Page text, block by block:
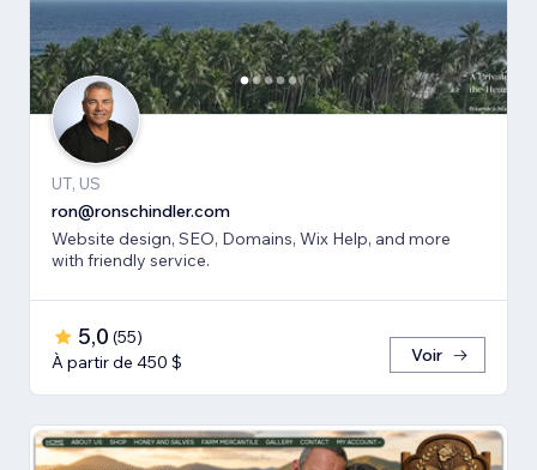
UT, US
ron@ronschindler.com
Website design, SEO, Domains, Wix Help, and more
with friendly service.
5,0 (55)
À partir de 450 $
Voir